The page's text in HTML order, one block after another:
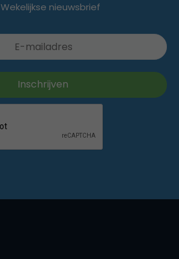
Wekelijkse nieuwsbrief